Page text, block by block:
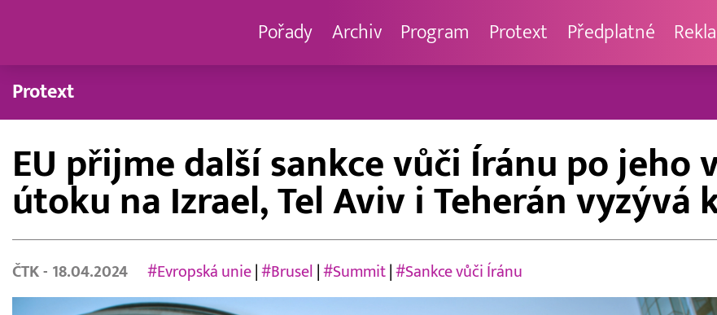
Pořady Archiv Program Protext Předplatné
Protext
EU přijme další sankce vůči Íránu po jeho
útoku na Izrael, Tel Aviv i Teherán vyzývá
ČTK - 18.04.2024 #Evropská unie| #Brusel #Summit #Sankce vůči Íránu